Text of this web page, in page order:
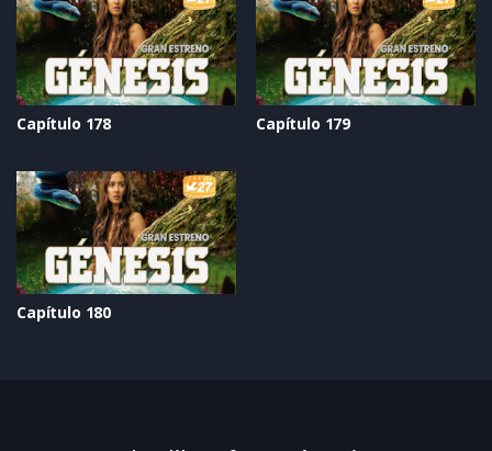
Capítulo 178 Capítulo 179
Capítulo 180